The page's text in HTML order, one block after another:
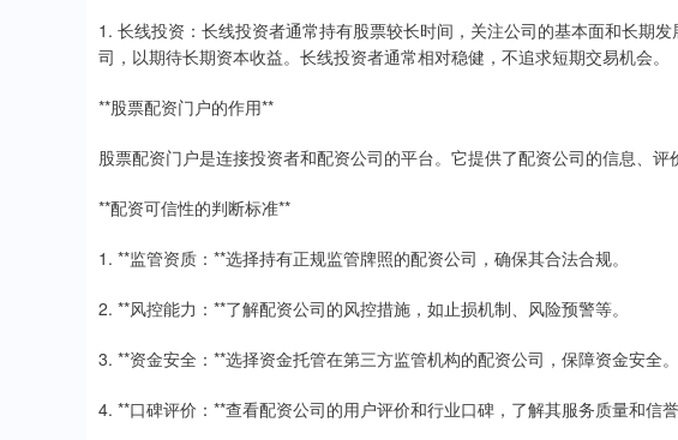
1. 长线投资：长线投资者通常持有股票较长时间，关注公司的基本面和长期
司，以期待长期资本收益。长线投资者通常相对稳健，不追求短期交易机会。
**股票配资门户的作用**
股票配资门户是连接投资者和配资公司的平台。它提供了配资公司的信息、评
**配资可信性的判断标准**
1. **监管资质：**选择持有正规监管牌照的配资公司，确保其合法合规。
2. **风控能力：**了解配资公司的风控措施，如止损机制、风险预警等。
3. **资金安全：**选择资金托管在第三方监管机构的配资公司，保障资金安全。
4. **口碑评价：**查看配资公司的用户评价和行业口碑，了解其服务质量和信誉